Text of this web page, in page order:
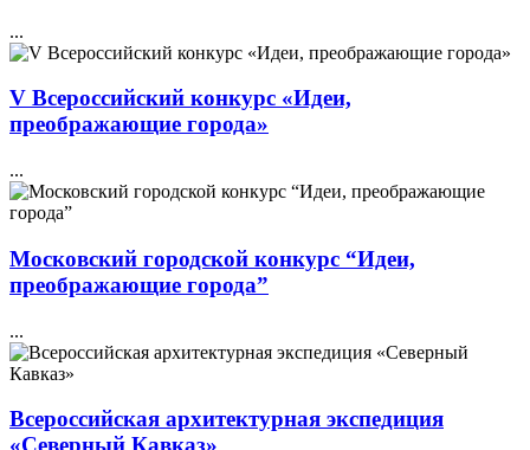
...
V Всероссийский конкурс «Идеи,
преображающие города»
...
Московский городской конкурс “Идеи,
преображающие города”
...
Всероссийская архитектурная экспедиция